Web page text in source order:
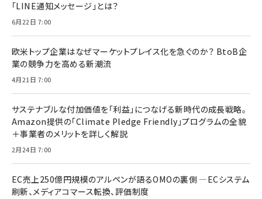
「LINE通知メッセージ」とは？
6月22日 7:00
欧米トップ企業はなぜマーケットプレイス化を急ぐのか？ BtoB企
業の競争力を高める新潮流
4月21日 7:00
サステナブルな付加価値を「利益」につなげる新時代の成長戦略。
Amazon提供の「Climate Pledge Friendly」プログラムの全貌
＋事業者のメリットを詳しく解説
2月24日 7:00
EC売上250億円規模のアルペンが語るOMOの裏側 ―ECシステム
刷新、メディアコマース転換、評価制度